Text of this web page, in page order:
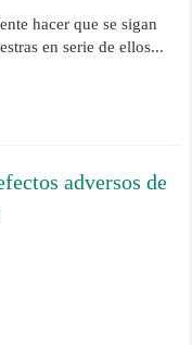
hacer que se sigan
en serie de ellos...
adversos de